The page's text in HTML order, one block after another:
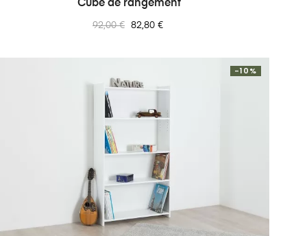
Cube de rangement
Prix
92,00 € Prix
82,80 €
-10%